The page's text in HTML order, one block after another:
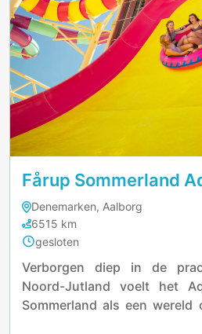
Fårup Sommerland
Denemarken, Aalborg
6515 km
gesloten
Verborgen diep in de
Noord-Jutland voelt het
Sommerland als een